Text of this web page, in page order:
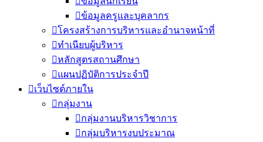
ข้อมูลครูและบุคลากร
โครงสร้างการบริหารและอำนาจหน้าที่
ทำเนียบผู้บริหาร
หลักสูตรสถานศึกษา
แผนปฏิบัติการประจำปี
เว็บไซต์ภายใน
กลุ่มงาน
กลุ่มงานบริหารวิชาการ
กลุ่มบริหารงบประมาณ